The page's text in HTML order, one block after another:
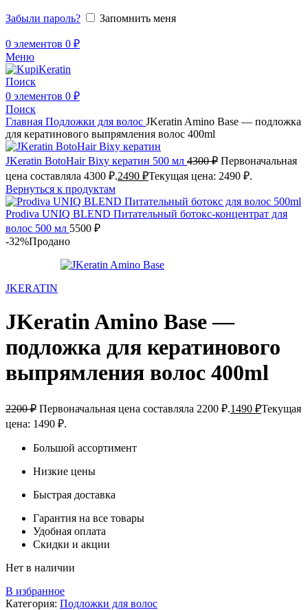
Забыли пароль? Запомнить меня
0 элементов 0 ₽
Меню
Поиск
0 элементов 0 ₽
Поиск
Главная Подложки для волос JKeratin Amino Base — подложка
для кератинового выпрямления волос 400ml
JKeratin BotoHair Bixy кератин 500 мл 4300₽ Первоначальная
цена составляла 4300 ₽.2490 ₽Текущая цена: 2490 ₽.
Вернуться к продуктам
Prodiva UNIQ BLEND Питательный ботокс-концентрат для
волос 500 мл 5500 ₽
-32%Продано
JKERATIN
JKeratin Amino Base —
подложка для кератинового
выпрямления волос 400ml
2200₽ Первоначальная цена составляла 2200 ₽.1490 ₽Текущая
цена: 1490 ₽.
Большой ассортимент
Низкие цены
Быстрая доставка
Гарантия на все товары
Удобная оплата
Скидки и акции
Нет в наличии
В избранное
Категория: Подложки для волос